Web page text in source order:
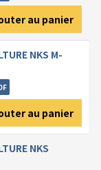
au panier
NKS M-
au panier
NKS